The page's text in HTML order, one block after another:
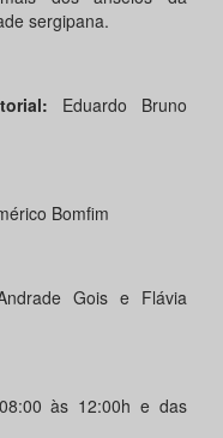
sergipana.
Eduardo Bruno
Bomfim
Gois e Flávia
às 12:00h e das